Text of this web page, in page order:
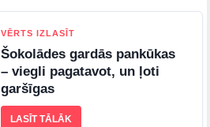
VĒRTS IZLASĪT
Šokolādes gardās pankūkas
– viegli pagatavot, un ļoti
garšīgas
LASĪT TĀLĀK